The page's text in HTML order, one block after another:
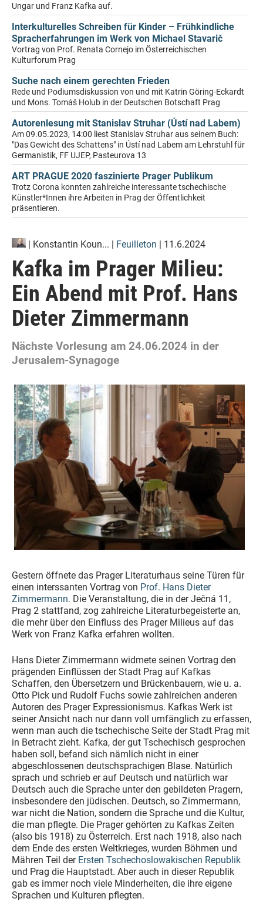
Ungar und Franz Kafka auf.
Interkulturelles Schreiben für Kinder – Frühkindliche
Spracherfahrungen im Werk von Michael Stavarič
Vortrag von Prof. Renata Cornejo im Österreichischen
Kulturforum Prag
Suche nach einem gerechten Frieden
Rede und Podiumsdiskussion von und mit Katrin Göring-Eckardt
und Mons. Tomáš Holub in der Deutschen Botschaft Prag
Autorenlesung mit Stanislav Struhar (Ústí nad Labem)
Am 09.05.2023, 14:00 liest Stanislav Struhar aus seinem Buch:
"Das Gewicht des Schattens" in Ústí nad Labem am Lehrstuhl für
Germanistik, FF UJEP, Pasteurova 13
ART PRAGUE 2020 faszinierte Prager Publikum
Trotz Corona konnten zahlreiche interessante tschechische
Künstler*Innen ihre Arbeiten in Prag der Öffentlichkeit
präsentieren.
| Konstantin Koun... | Feuilleton | 11.6.2024
Kafka im Prager Milieu:
Ein Abend mit Prof. Hans
Dieter Zimmermann
Nächste Vorlesung am 24.06.2024 in der
Jerusalem-Synagoge
Gestern öffnete das Prager Literaturhaus seine Türen für
einen interssanten Vortrag von Prof. Hans Dieter
Zimmermann. Die Veranstaltung, die in der Ječná 11,
Prag 2 stattfand, zog zahlreiche Literaturbegeisterte an,
die mehr über den Einfluss des Prager Milieus auf das
Werk von Franz Kafka erfahren wollten.
Hans Dieter Zimmermann widmete seinen Vortrag den
prägenden Einflüssen der Stadt Prag auf Kafkas
Schaffen, den Übersetzern und Brückenbauern, wie u. a.
Otto Pick und Rudolf Fuchs sowie zahlreichen anderen
Autoren des Prager Expressionismus. Kafkas Werk ist
seiner Ansicht nach nur dann voll umfänglich zu erfassen,
wenn man auch die tschechische Seite der Stadt Prag mit
in Betracht zieht. Kafka, der gut Tschechisch gesprochen
haben soll, befand sich nämlich nicht in einer
abgeschlossenen deutschsprachigen Blase. Natürlich
sprach und schrieb er auf Deutsch und natürlich war
Deutsch auch die Sprache unter den gebildeten Pragern,
insbesondere den jüdischen. Deutsch, so Zimmermann,
war nicht die Nation, sondern die Sprache und die Kultur,
die man pflegte. Die Prager gehörten zu Kafkas Zeiten
(also bis 1918) zu Österreich. Erst nach 1918, also nach
dem Ende des ersten Weltkrieges, wurden Böhmen und
Mähren Teil der Ersten Tschechoslowakischen Republik
und Prag die Hauptstadt. Aber auch in dieser Republik
gab es immer noch viele Minderheiten, die ihre eigene
Sprachen und Kulturen pflegten.